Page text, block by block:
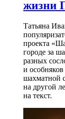
жизни
Татьяна
проекта
городе за
разных
и
шахматной
на другой
на текст.